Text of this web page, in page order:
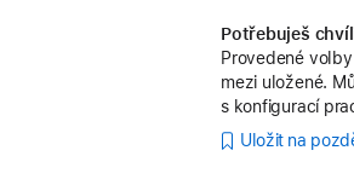
Potřebuješ
Provedené
mezi uložené.
s konfigurací
Uložit na